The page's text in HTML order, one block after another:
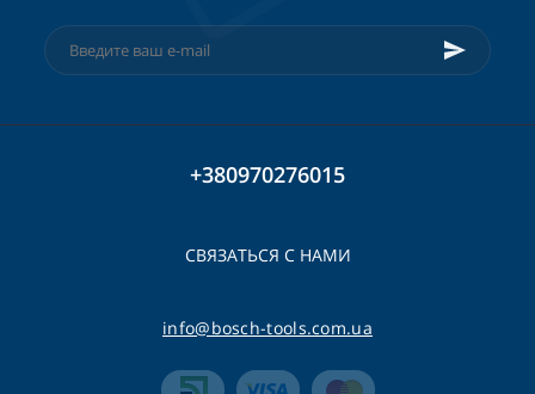
+380970276015
СВЯЗАТЬСЯ С НАМИ
info@bosch-tools.com.ua